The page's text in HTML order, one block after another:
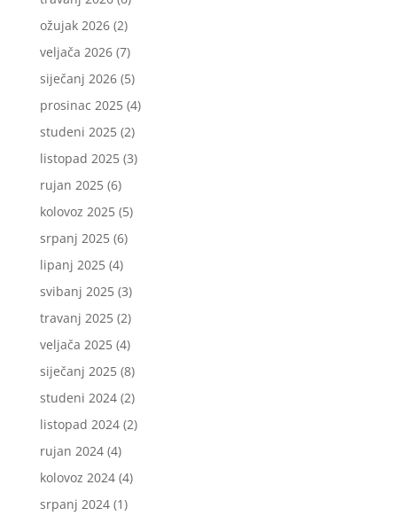
ožujak 2026(2)
veljača 2026(7)
siječanj 2026(5)
prosinac 2025(4)
studeni 2025(2)
listopad 2025(3)
rujan 2025(6)
kolovoz 2025(5)
srpanj 2025(6)
lipanj 2025(4)
svibanj 2025(3)
travanj 2025(2)
veljača 2025(4)
siječanj 2025(8)
studeni 2024(2)
listopad 2024(2)
rujan 2024(4)
kolovoz 2024(4)
srpanj 2024(1)